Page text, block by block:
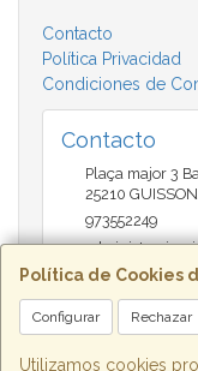
Política de Cookies
Configurar Rechazar
Utilizamos cookies
Contacto
Política Privacidad
Condiciones de
Contacto
Plaça major 3
25210
973552249
Horario
Matí de 9 a 13:30 -